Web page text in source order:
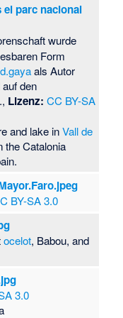
parc nacional
wurde
Form
als Autor
den
Lizenz: CC BY-SA
and lake inVall de
the Catalonia
BY-SA 3.0
ocelot, Babou, and
3.0